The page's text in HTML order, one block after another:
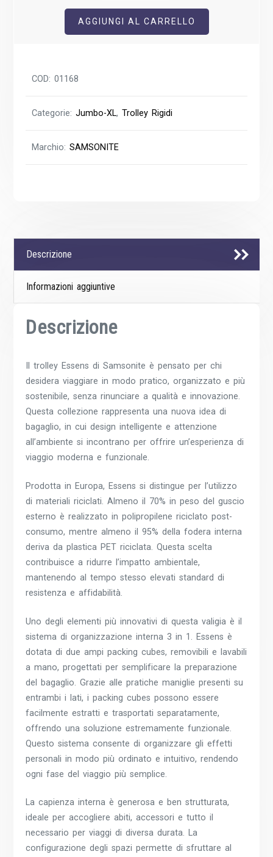
Jumbo
quantità
AGGIUNGI AL CARRELLO
COD:01168
Categorie:Jumbo-XL,Trolley Rigidi
Marchio:SAMSONITE
Descrizione
Informazioni aggiuntive
Descrizione
Il trolley Essens di Samsonite è pensato per chi
desidera viaggiare in modo pratico, organizzato e più
sostenibile, senza rinunciare a qualità e innovazione.
Questa collezione rappresenta una nuova idea di
bagaglio, in cui design intelligente e attenzione
all’ambiente si incontrano per offrire un’esperienza di
viaggio moderna e funzionale.
Prodotta in Europa, Essens si distingue per l’utilizzo
di materiali riciclati. Almeno il 70% in peso del guscio
esterno è realizzato in polipropilene riciclato post-
consumo, mentre almeno il 95% della fodera interna
deriva da plastica PET riciclata. Questa scelta
contribuisce a ridurre l’impatto ambientale,
mantenendo al tempo stesso elevati standard di
resistenza e affidabilità.
Uno degli elementi più innovativi di questa valigia è il
sistema di organizzazione interna 3 in 1. Essens è
dotata di due ampi packing cubes, removibili e lavabili
a mano, progettati per semplificare la preparazione
del bagaglio. Grazie alle pratiche maniglie presenti su
entrambi i lati, i packing cubes possono essere
facilmente estratti e trasportati separatamente,
offrendo una soluzione estremamente funzionale.
Questo sistema consente di organizzare gli effetti
personali in modo più ordinato e intuitivo, rendendo
ogni fase del viaggio più semplice.
La capienza interna è generosa e ben strutturata,
ideale per accogliere abiti, accessori e tutto il
necessario per viaggi di diversa durata. La
configurazione degli spazi permette di sfruttare al